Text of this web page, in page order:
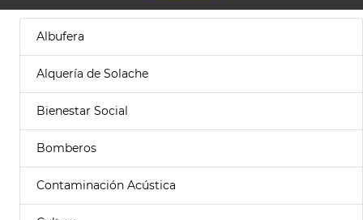
Albufera
Alquería de Solache
Bienestar Social
Bomberos
Contaminación Acústica